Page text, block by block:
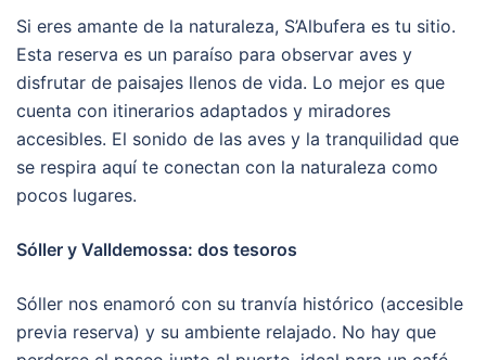
Si eres amante de la naturaleza, S’Albufera es tu sitio.
Esta reserva es un paraíso para observar aves y
disfrutar de paisajes llenos de vida. Lo mejor es que
cuenta con itinerarios adaptados y miradores
accesibles. El sonido de las aves y la tranquilidad que
se respira aquí te conectan con la naturaleza como
pocos lugares.
Sóller y Valldemossa: dos tesoros
Sóller nos enamoró con su tranvía histórico (accesible
previa reserva) y su ambiente relajado. No hay que